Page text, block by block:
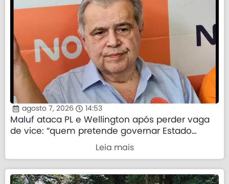
agosto 7, 2026 14:53
Maluf ataca PL e Wellington após perder vaga
de vice: “quem pretende governar Estado
precisa demonstrar que sua palavra tem valor”
Leia mais